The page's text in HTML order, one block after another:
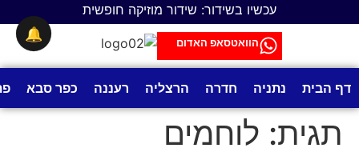
עכשיו בשידור: שידור מוזיקה חופשית
הוואטסאפ האדום
דף הבית נתניה חדרה הרצליה רעננה כפר סבא
תגית: לוחמים
🔔